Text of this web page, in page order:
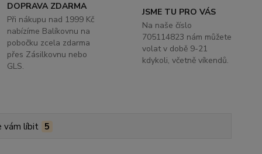
DOPRAVA ZDARMA
Při nákupu nad 1999 Kč
nabízíme Balíkovnu na
pobočku zcela zdarma
přes Zásilkovnu nebo
GLS.
JSME TU PRO VÁS
Na naše číslo
705114823 nám můžete
volat v době 9-21
kdykoli, včetně víkendů.
vám líbit 5